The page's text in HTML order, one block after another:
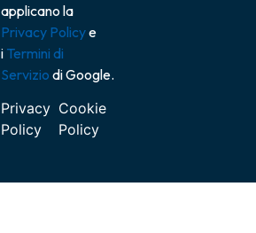
applicano la
Privacy Policye
i Termini di
Servizio di Google.
Privacy
Policy
Cookie
Policy